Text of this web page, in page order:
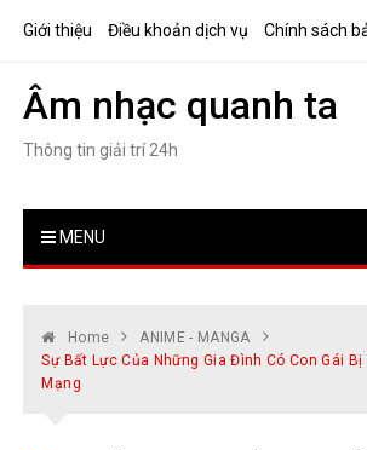
Giới thiệu Điều khoản dịch vụ Chính sách
Âm nhạc quanh ta
Thông tin giải trí 24h
MENU
Home
ANIME - MANGA
Sự Bất Lực Của Những Gia Đình Có Con Gái Bị
Mạng